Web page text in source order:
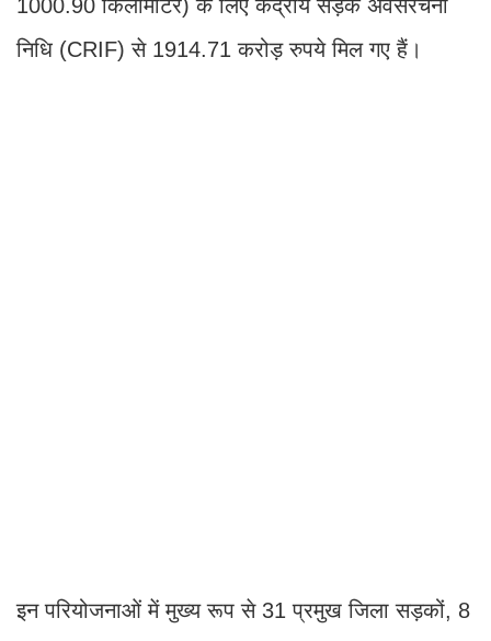
1000.90 किलोमीटर) के लिए केंद्रीय सड़क अवसंरचना
निधि (CRIF) से 1914.71 करोड़ रुपये मिल गए हैं।
इन परियोजनाओं में मुख्य रूप से 31 प्रमुख जिला सड़कों, 8